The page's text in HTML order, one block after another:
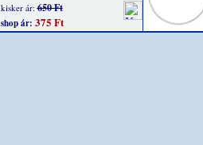
kisker ár:650 Ft
shop ár: 375 Ft